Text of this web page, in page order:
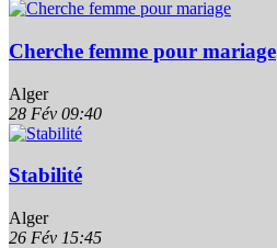
Cherche femme pour mariage
Alger
28 Fév 09:40
Stabilité
Alger
26 Fév 15:45